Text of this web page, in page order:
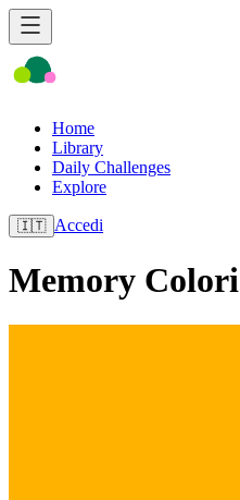
Home
Library
Daily Challenges
Explore
🇮🇹 Accedi
Memory Colori